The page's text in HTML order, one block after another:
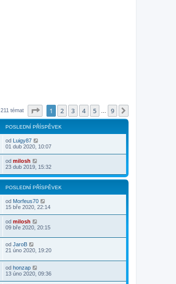
211 témat Stránka z
1 2 3 4 5 9
POSLEDNÍ PŘÍSPĚVEK
od Luigy87
01 dub 2020, 10:07
od milosh
23 dub 2019, 15:32
POSLEDNÍ PŘÍSPĚVEK
od Morfeus70
15 bře 2020, 22:14
od milosh
09 bře 2020, 20:15
od JaroB
21 úno 2020, 19:20
od honzap
13 úno 2020, 09:36